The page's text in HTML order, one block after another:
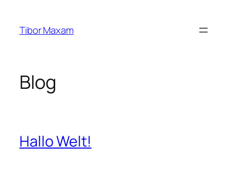
springen
Tibor Maxam
Blog
Hallo Welt!